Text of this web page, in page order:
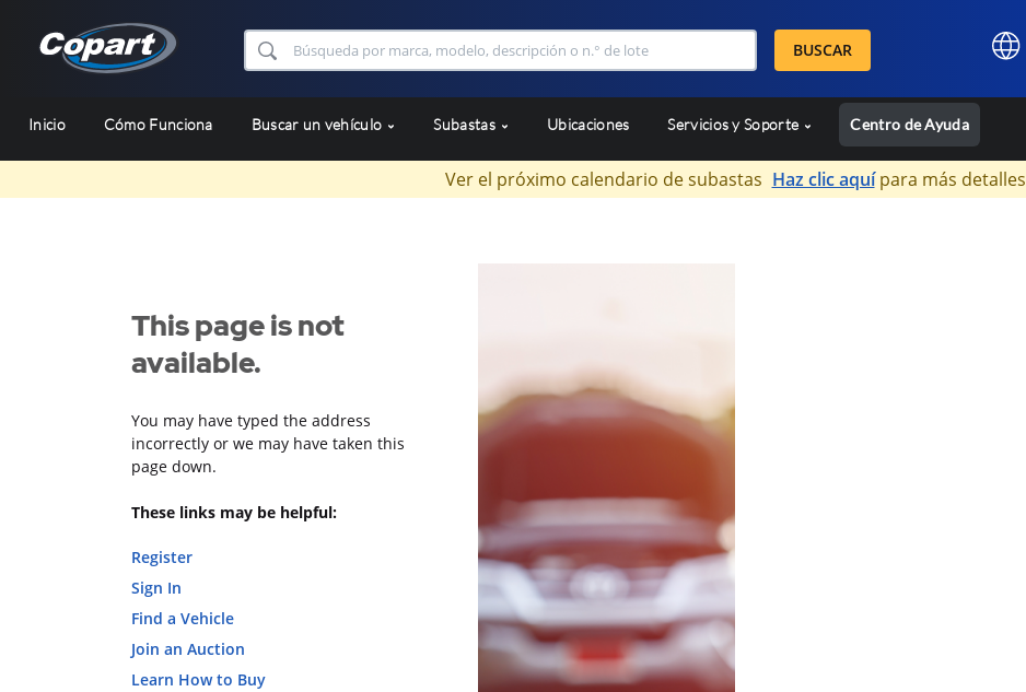
BUSCAR
Inicio Cómo Funciona Buscar un vehículo Subastas Ubicaciones Servicios y Soporte Centro de Ayuda
Ver el próximo calendario de subastas Haz clic aquípara más detalles
This page is not
available.
You may have typed the address
incorrectly or we may have taken this
page down.
These links may be helpful:
Register
Sign In
Find a Vehicle
Join an Auction
Learn How to Buy